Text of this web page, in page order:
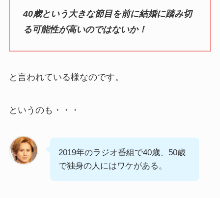
40歳という大きな節目を前に結婚に踏み切
る可能性が高いのではないか！
と言われている様なのです。
というのも・・・
2019年のラジオ番組で40歳、50歳
で独身の人にはワケがある。